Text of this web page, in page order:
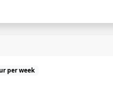
per week